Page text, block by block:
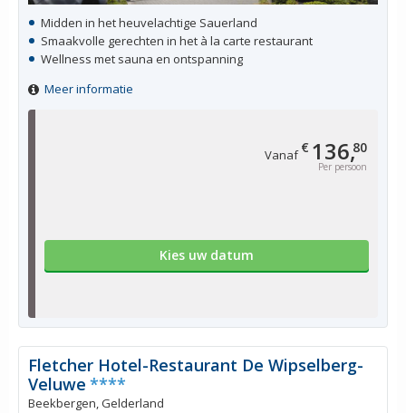
Vanaf€ 136,80
Per persoon
Kies uw datum
Midden in het heuvelachtige Sauerland
Smaakvolle gerechten in het à la carte restaurant
Wellness met sauna en ontspanning
Meer informatie
Fletcher Hotel-Restaurant De Wipselberg-
Veluwe ****
Beekbergen, Gelderland